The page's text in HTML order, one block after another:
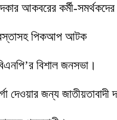
আকবরের কর্মী-
বস্তাসহ পিকআপ আটক
বিশাল জনসভা।
দেওয়ার জন্য